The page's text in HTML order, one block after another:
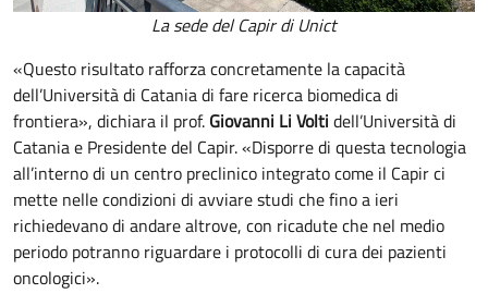
La sede del Capir di Unict
«Questo risultato rafforza concretamente la capacità
dell’Università di Catania di fare ricerca biomedica di
frontiera», dichiara il prof. Giovanni Li Volti dell’Università di
Catania e Presidente del Capir. «Disporre di questa tecnologia
all’interno di un centro preclinico integrato come il Capir ci
mette nelle condizioni di avviare studi che fino a ieri
richiedevano di andare altrove, con ricadute che nel medio
periodo potranno riguardare i protocolli di cura dei pazienti
oncologici».